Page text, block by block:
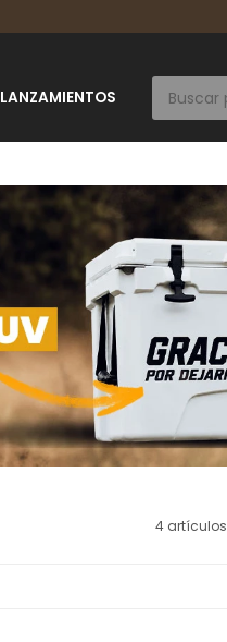
LANZAMIENTOS
4 artículos